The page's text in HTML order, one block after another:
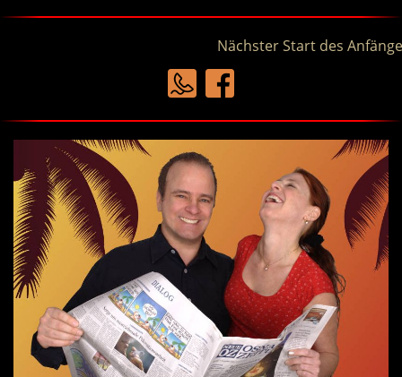
Nächster Start des